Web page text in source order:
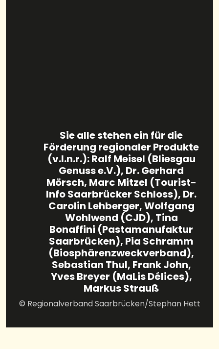
Sie alle stehen ein für die
Förderung regionaler Produkte
(v.l.n.r.): Ralf Meisel (Bliesgau
Genuss e.V.), Dr. Gerhard
Mörsch, Marc Mitzel (Tourist-
Info Saarbrücker Schloss), Dr.
Carolin Lehberger, Wolfgang
Wohlwend (CJD), Tina
Bonaffini (Pastamanufaktur
Saarbrücken), Pia Schramm
(Biosphärenzweckverband),
Sebastian Thul, Frank John,
Yves Breyer (MaLis Délices),
Markus Strauß
© Regionalverband Saarbrücken/Stephan Hett